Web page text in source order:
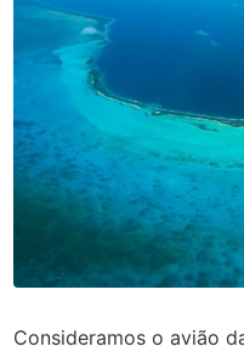
Consideramos o avião